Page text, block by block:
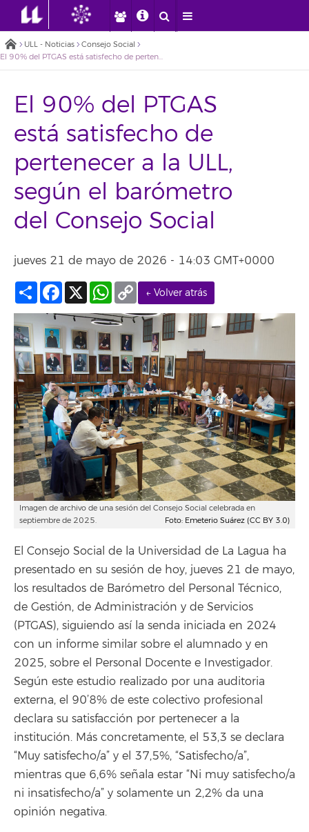
ULL - Noticias
Consejo Social
El 90% del PTGAS está satisfecho de pertenecer a la ULL, según el barómetro del Consejo Social
El 90% del PTGAS
está satisfecho de
pertenecer a la ULL,
según el barómetro
del Consejo Social
jueves 21 de mayo de 2026 - 14:03 GMT+0000
← Volver atrás
Compartir
Facebook
X WhatsApp
Copy
Link
Imagen de archivo de una sesión del Consejo Social celebrada en
septiembre de 2025.
Foto: Emeterio Suárez (CC BY 3.0)
El Consejo Social de la Universidad de La Lagua ha
presentado en su sesión de hoy, jueves 21 de mayo,
los resultados de Barómetro del Personal Técnico,
de Gestión, de Administración y de Servicios
(PTGAS), siguiendo así la senda iniciada en 2024
con un informe similar sobre el alumnado y en
2025, sobre el Personal Docente e Investigador.
Según este estudio realizado por una auditoria
externa, el 90’8% de este colectivo profesional
declara su satisfacción por pertenecer a la
institución. Más concretamente, el 53,3 se declara
“Muy satisfecho/a” y el 37,5%, “Satisfecho/a”,
mientras que 6,6% señala estar “Ni muy satisfecho/a
ni insatisfecho/a” y solamente un 2,2% da una
opinión negativa.